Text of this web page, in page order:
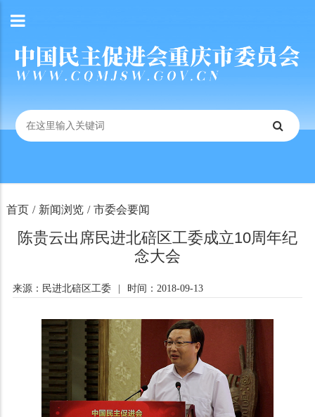
首页 / 新闻浏览 / 市委会要闻
陈贵云出席民进北碚区工委成立10周年纪
念大会
来源：民进北碚区工委 时间：2018-09-13